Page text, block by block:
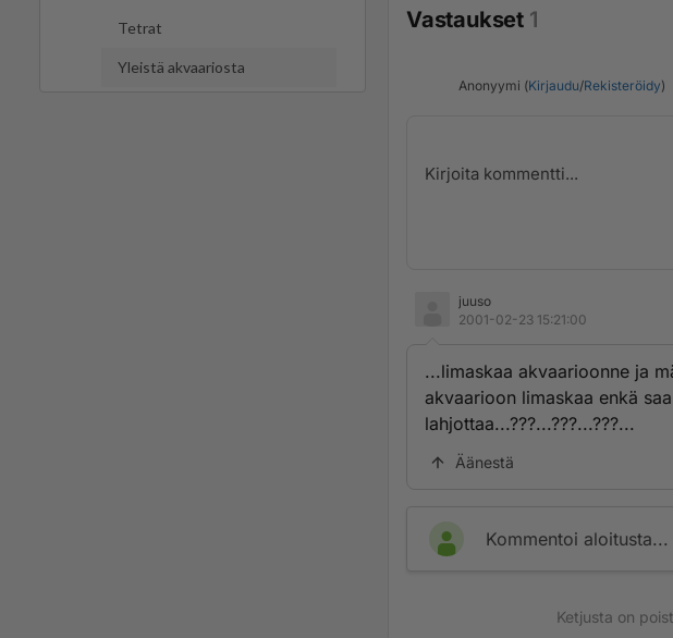
Tetrat
Yleistä akvaariosta
Vastaukset 1
Anonyymi (Kirjaudu/Rekisteröidy)
juuso
2001-02-23 15:21:00
...limaskaa akvaarioonne ja
akvaarioon limaskaa enkä
lahjottaa...???...???...???...
Äänestä
Kommentoi aloitusta...
Ketjusta on